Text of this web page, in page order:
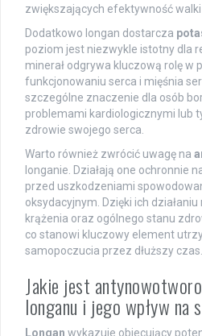
zwiększających efektywność
Dodatkowo longan dostarcza
poziom jest niezwykle istotny dla
minerał odgrywa kluczową rolę w
funkcjonowaniu serca i mięśnia
szczególne znaczenie dla osób
problemami kardiologicznymi lub
zdrowie swojego serca.
Warto również zwrócić uwagę na
longanie. Działają one ochronnie
przed uszkodzeniami
oksydacyjnym. Dzięki ich
krążenia oraz ogólnego stanu
co stanowi kluczowy element
samopoczucia przez dłuższy czas.
Jakie jest
longanu i jego wpływ na
Longan wykazuje obiecujący